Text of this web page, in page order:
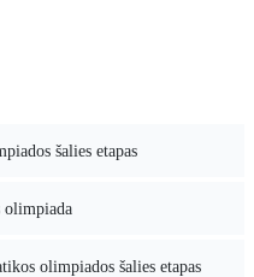
šalies etapas
olimpiados šalies etapas